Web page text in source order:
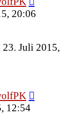
20:06
23. Juli 2015,
12:54